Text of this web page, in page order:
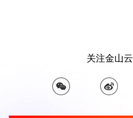
关注金山云